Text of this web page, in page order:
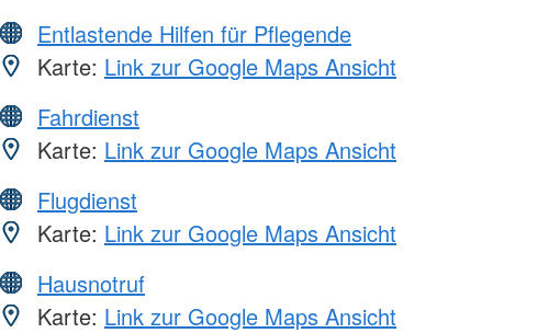
Entlastende Hilfen für Pflegende
Karte: Link zur Google Maps Ansicht
Fahrdienst
Karte: Link zur Google Maps Ansicht
Flugdienst
Karte: Link zur Google Maps Ansicht
Hausnotruf
Karte: Link zur Google Maps Ansicht